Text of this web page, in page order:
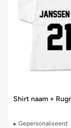
Shirt naam +
Gepersonaliseerd